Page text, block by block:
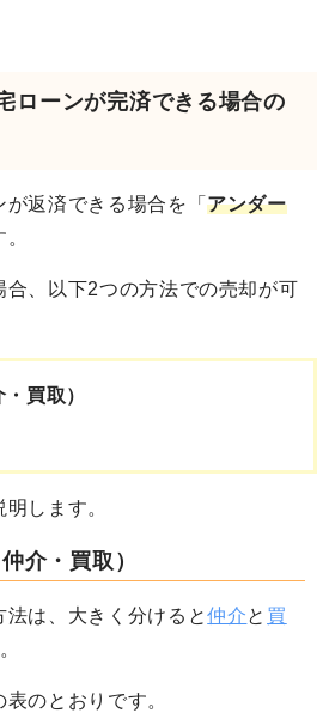
ローンが完済できる場合の
が返済できる場合を「アンダー
合、以下2つの方法での売却が可
買取）
します。
介・買取）
法は、大きく分けると仲介と 買
のとおりです。